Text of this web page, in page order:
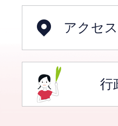
アクセス
行